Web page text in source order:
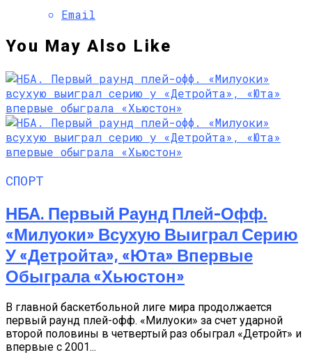
Email
You May Also Like
СПОРТ
НБА. Первый Раунд Плей-Офф.
«Милуоки» Всухую Выиграл Серию
У «Детройта», «Юта» Впервые
Обыграла «Хьюстон»
В главной баскетбольной лиге мира продолжается
первый раунд плей-офф. «Милуоки» за счет ударной
второй половины в четвертый раз обыграл «Детройт» и
впервые с 2001...